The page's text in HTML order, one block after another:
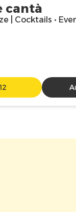
cantà
| Cocktails •
12